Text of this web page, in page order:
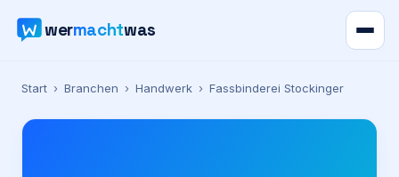
wermachtwas
Verzeichnis
Karte
Start › Branchen › Handwerk › Fassbinderei Stockinger